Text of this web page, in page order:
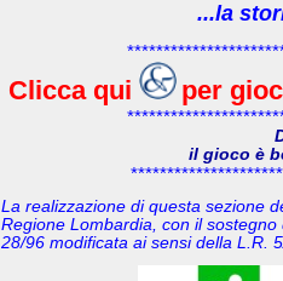
...la
Clicca qui per
il gioco è
La realizzazione di questa sezione
Regione Lombardia, con il
28/96 modificata ai sensi della L.R.